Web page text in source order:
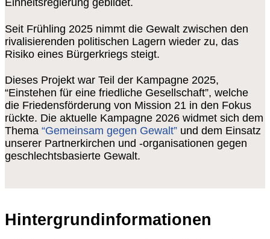
Einheitsregierung gebildet.
Seit Frühling 2025 nimmt die Gewalt zwischen den
rivalisierenden politischen Lagern wieder zu, das
Risiko eines Bürgerkriegs steigt.
Dieses Projekt war Teil der Kampagne 2025,
“Einstehen für eine friedliche Gesellschaft”, welche
die Friedensförderung von Mission 21 in den Fokus
rückte. Die aktuelle Kampagne 2026 widmet sich dem
Thema “Gemeinsam gegen Gewalt” und dem Einsatz
unserer Partnerkirchen und -organisationen gegen
geschlechtsbasierte Gewalt.
Hintergrundinformationen